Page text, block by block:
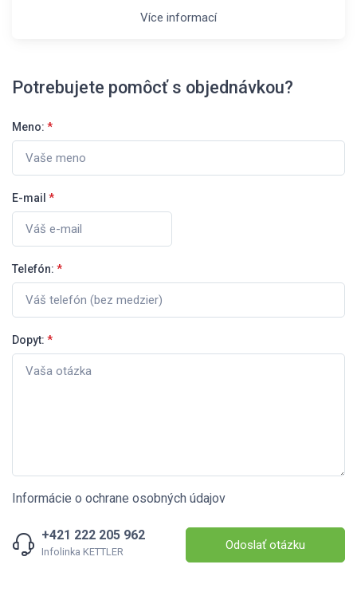
Více informací
Potrebujete pomôcť s objednávkou?
Meno: *
E-mail *
Telefón: *
Dopyt: *
Informácie o ochrane osobných údajov
+421 222 205 962
Infolinka KETTLER Odoslať otázku